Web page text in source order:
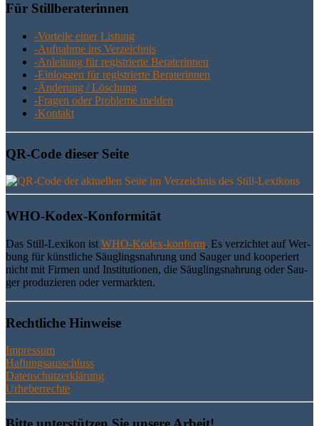
Für Still­be­ra­te­rin­nen
-Vor­tei­le einer Listung
-Auf­nah­me ins Verzeichnis
-Anlei­tung für regis­trier­te Beraterinnen
-Ein­log­gen für regis­trier­te Beraterinnen
-Ände­rung / Löschung
-Fra­gen oder Pro­ble­me melden
-Kon­takt
QR-Code die­ser Seite
WHO-Kodex-Kon­for­mi­tät
Das Still-Lexi­kon ist WHO-Kodex-kon­form. Es ver­zich­tet auf Wer­
bung für künst­li­che Säug­lings­nah­rung und Sau­ger und koope­riert
nicht mit Fir­men und Insti­tu­tio­nen, die Säug­lings­nah­rung oder Sau­
ger pro­du­zie­ren oder vermarkten.
Recht­li­che Hinweise
Impressum
Haftungsausschluss
Datenschutzerklärung
Urheberrechte